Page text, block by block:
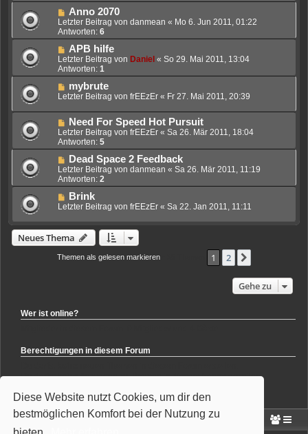
Diese Website nutzt Cookies, um dir den
bestmöglichen Komfort bei der Nutzung zu
Anno 2070
Letzter Beitrag von danmean « Mo 6. Jun 2011, 01:22
Antworten: 6
APB hilfe
Letzter Beitrag von Daniel « So 29. Mai 2011, 13:04
Antworten: 1
mybrute
Letzter Beitrag von frEEzEr « Fr 27. Mai 2011, 20:39
Need For Speed Hot Pursuit
Letzter Beitrag von frEEzEr « Sa 26. Mär 2011, 18:04
Antworten: 5
Dead Space 2 Feedback
Letzter Beitrag von danmean « Sa 26. Mär 2011, 11:19
Antworten: 2
Brink
Letzter Beitrag von frEEzEr « Sa 22. Jan 2011, 11:11
Neues Thema
Themen als gelesen markieren 1 2
Gehe zu
Wer ist online?
Berechtigungen in diesem Forum
Du darfstkeineAntworten zu Themen in diesem Forum erstellen.
Du darfst deine Beiträge in diesem Forumnichtlöschen.
Portal
Foren-Übersicht